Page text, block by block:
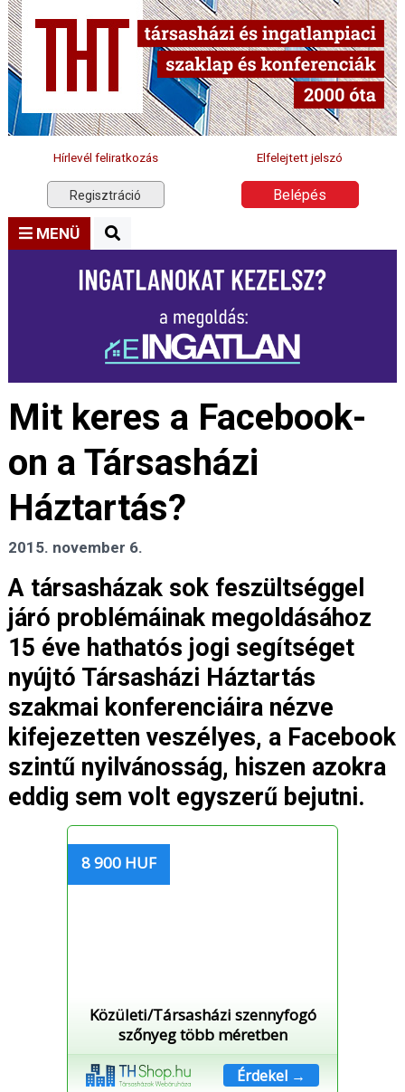
Hírlevél feliratkozás Elfelejtett jelszó
Regisztráció Belépés
MENÜ
Mit keres a Facebook-
on a Társasházi
Háztartás?
2015. november 6.
A társasházak sok feszültséggel
járó problémáinak megoldásához
15 éve hathatós jogi segítséget
nyújtó Társasházi Háztartás
szakmai konferenciáira nézve
kifejezetten veszélyes, a Facebook
szintű nyilvánosság, hiszen azokra
eddig sem volt egyszerű bejutni.
8 900 HUF
Közületi/Társasházi szennyfogó
szőnyeg több méretben
Érdekel →